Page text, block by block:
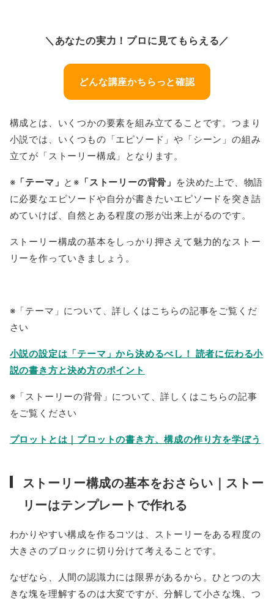
＼あなたの実力！プロに見てもらえる／
どんな講座かちらっと確認
構成とは、いくつかの要素を組み立てることです。つまり
小説では、いくつもの「エピソード」や「シーン」の組み
立てが「ストーリー構成」となります。
※ 「テーマ」 と※ 「ストーリーの背骨」 を決めた上で、物語
に必要なエピソードや自分が書きたいエピソードを突き詰
めていけば、自然とある程度の形が出来上がるのです。
ストーリー構成の基本をしっかり押さえて魅力的なストー
リーを作っていきましょう。
※「テーマ」について、詳しくはこちらの記事をご覧くだ
さい
小説の設定は「テーマ」から決めるべし！ 読者に伝わる小
説の書き方と決め方のポイント
※「ストーリーの背骨」について、詳しくはこちらの記事
をご覧ください
プロットとは｜プロットの書き方、構成の作り方を学ぼう
ストーリー構成の基本をおさらい｜ストー
リーはテンプレートで作れる
わかりやすい構成を作るコツは、ストーリーをある程度の
大きさのブロックに切り分けて考えることです。
なぜなら、人間の認識力には限界があるから。ひとつの大
きな塊を理解するのは大変ですが、分解して小さな塊、つ